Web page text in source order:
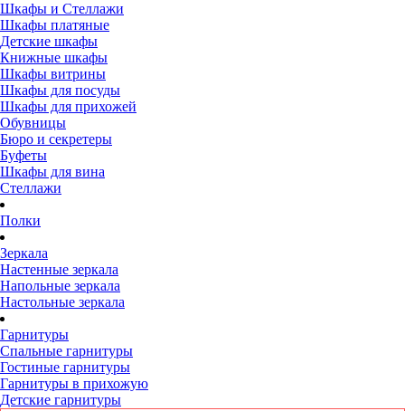
Шкафы и Стеллажи
Шкафы платяные
Детские шкафы
Книжные шкафы
Шкафы витрины
Шкафы для посуды
Шкафы для прихожей
Обувницы
Бюро и секретеры
Буфеты
Шкафы для вина
Стеллажи
Полки
Зеркала
Настенные зеркала
Напольные зеркала
Настольные зеркала
Гарнитуры
Спальные гарнитуры
Гостиные гарнитуры
Гарнитуры в прихожую
Детские гарнитуры